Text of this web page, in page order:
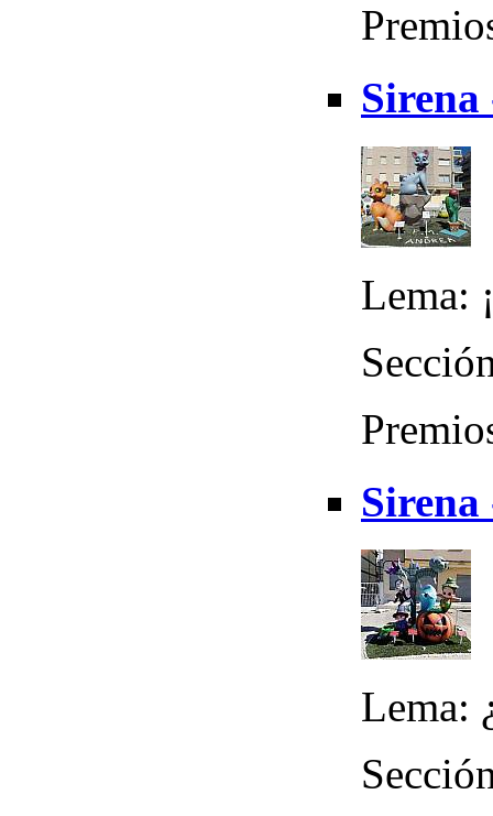
Sirena
Lema:
Lema: